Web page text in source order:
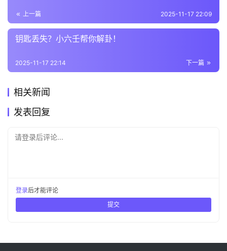
上一篇 2025-11-17 22:09
钥匙丢失？小六壬帮你解卦！
下一篇
2025-11-17 22:14
相关新闻
发表回复
请登录后评论...
登录后才能评论
提交